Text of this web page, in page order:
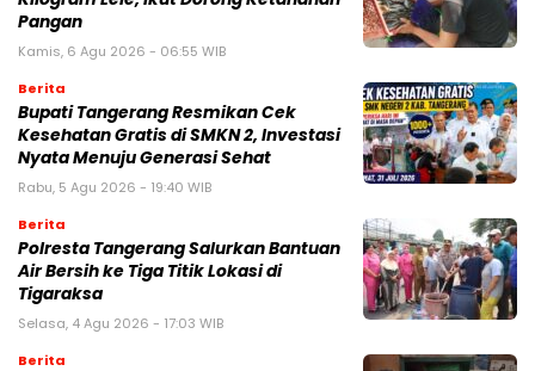
Pangan
Kamis, 6 Agu 2026 - 06:55 WIB
Berita
‎Bupati Tangerang Resmikan Cek
Kesehatan Gratis di SMKN 2, Investasi
Nyata Menuju Generasi Sehat
Rabu, 5 Agu 2026 - 19:40 WIB
Berita
Polresta Tangerang Salurkan Bantuan
Air Bersih ke Tiga Titik Lokasi di
Tigaraksa
Selasa, 4 Agu 2026 - 17:03 WIB
Berita